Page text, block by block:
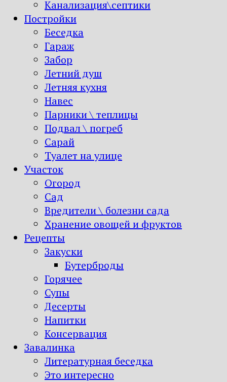
Канализация\септики
Постройки
Беседка
Гараж
Забор
Летний душ
Летняя кухня
Навес
Парники \ теплицы
Подвал \ погреб
Сарай
Туалет на улице
Участок
Огород
Сад
Вредители \ болезни сада
Хранение овощей и фруктов
Рецепты
Закуски
Бутерброды
Горячее
Супы
Десерты
Напитки
Консервация
Завалинка
Литературная беседка
Это интересно